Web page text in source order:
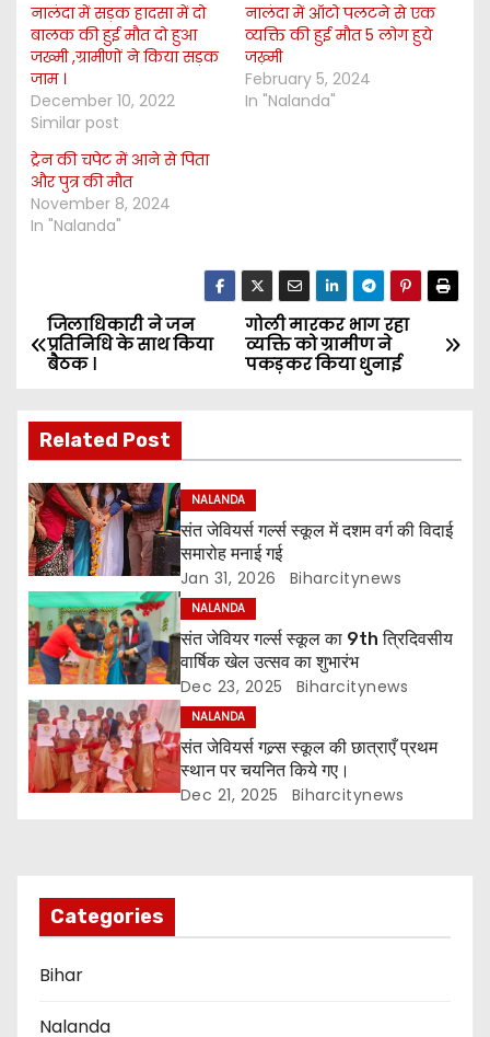
नालंदा में सड़क हादसा में दो
बालक की हुई मौत दो हुआ
जख्मी ,ग्रामीणों ने किया सड़क
जाम ।
December 10, 2022
Similar post
नालंदा में ऑटो पलटने से एक
व्यक्ति की हुई मौत 5 लोग हुये
जख़्मी
February 5, 2024
In "Nalanda"
ट्रेन की चपेट में आने से पिता
और पुत्र की मौत
November 8, 2024
In "Nalanda"
P
s
t
n
a
v
i
g
a
t
o
n
गोली मारकर भाग रहा
व्यक्ति को ग्रामीण ने
पकड़कर किया धुनाई
जिलाधिकारी ने जन
प्रतिनिधि के साथ किया
बैठक ।
Related Post
NALANDA
संत जेवियर्स गर्ल्स स्कूल में दशम वर्ग की विदाई
समारोह मनाई गई
Jan 31, 2026 Biharcitynews
NALANDA
संत जेवियर गर्ल्स स्कूल का 9th त्रिदिवसीय
वार्षिक खेल उत्सव का शुभारंभ
Dec 23, 2025 Biharcitynews
NALANDA
संत जेवियर्स गल्र्स स्कूल की छात्र‌ाएँ प्रथम
स्थान पर चयनित किये गए।
Dec 21, 2025 Biharcitynews
Categories
Bihar
Nalanda